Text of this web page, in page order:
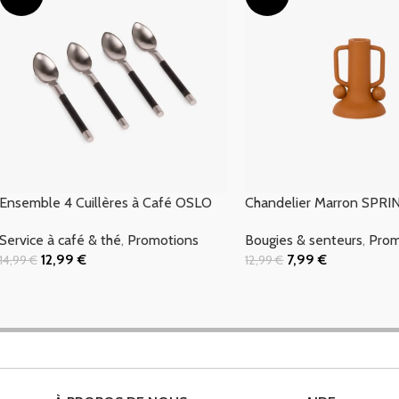
Ensemble 4 Cuillères à Café OSLO
Service à café & thé, Promotions
14,99€ 12,99€
Chandelier Marron
Bougies & senteurs,
12,99€ 7,99€